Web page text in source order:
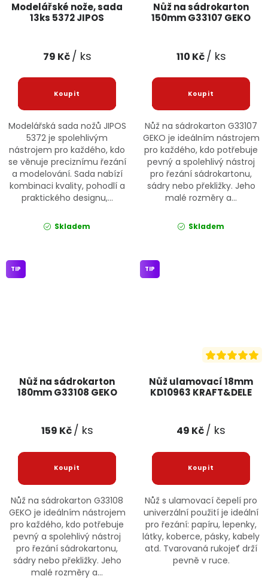
Modelářské nože, sada
13ks 5372 JIPOS
79 Kč/ ks
Modelářská sada nožů JIPOS
5372 je spolehlivým
nástrojem pro každého, kdo
se věnuje preciznímu řezání
a modelování. Sada nabízí
kombinaci kvality, pohodlí a
praktického designu,...
Skladem
Nůž na sádrokarton
150mm G33107 GEKO
110 Kč/ ks
Nůž na sádrokarton G33107
GEKO je ideálním nástrojem
pro každého, kdo potřebuje
pevný a spolehlivý nástroj
pro řezání sádrokartonu,
sádry nebo překližky. Jeho
malé rozměry a...
Skladem
Nůž na sádrokarton
180mm G33108 GEKO
TIP
159 Kč/ ks
Nůž na sádrokarton G33108
GEKO je ideálním nástrojem
pro každého, kdo potřebuje
pevný a spolehlivý nástroj
pro řezání sádrokartonu,
sádry nebo překližky. Jeho
malé rozměry a...
Nůž ulamovací 18mm
KD10963 KRAFT&DELE
TIP
49 Kč/ ks
Nůž s ulamovací čepelí pro
univerzální použití je ideální
pro řezání: papíru, lepenky,
látky, koberce, pásky, kabely
atd. Tvarovaná rukojeť drží
pevně v ruce.